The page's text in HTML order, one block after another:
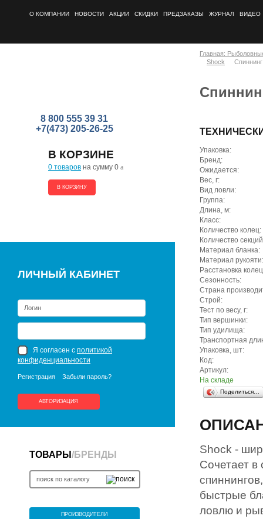
О КОМПАНИИ НОВОСТИ АКЦИИ СКИДКИ ПРЕДЗАКАЗЫ ЖУРНАЛ ВИДЕО
8 800 555 39 31
+7(473) 205-26-25
В КОРЗИНЕ
0 товаров на сумму 0 a
В КОРЗИНУ
ЛИЧНЫЙ КАБИНЕТ
Я согласен с политикой
конфиденциальности
Регистрация Забыли пароль?
АВТОРИЗАЦИЯ
ТОВАРЫ /БРЕНДЫ
ПРОИЗВОДИТЕЛИ
Главная:
Shock
Упаковка:
Бренд:
Ожидается:
Вес, г:
Вид ловли:
Группа:
Длина, м:
Класс:
Количество колец:
Количество
Материал бланка:
Материал рукояти:
Расстановка
Сезонность:
Страна
Строй:
Тест по весу, г:
Тип вершинки:
Тип удилища:
Транспортная
Упаковка, шт:
Код:
Артикул:
На складе
Поделиться…
Shock -
Сочетает в
быстрые
ловлю и